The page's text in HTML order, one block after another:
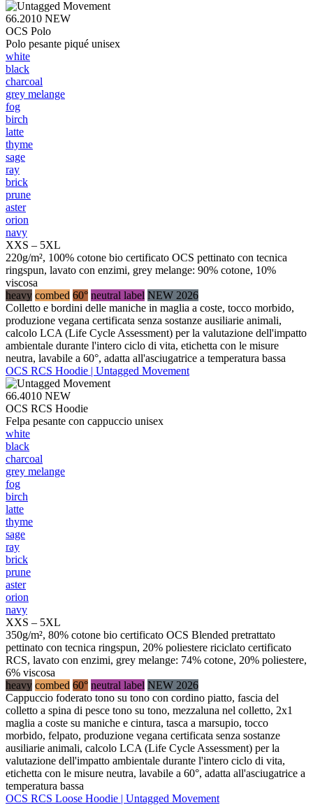
66.2010 NEW
OCS Polo
Polo pesante piqué unisex
white
black
charcoal
grey melange
fog
birch
latte
thyme
sage
ray
brick
prune
aster
orion
navy
XXS – 5XL
220g/m², 100% cotone bio certificato OCS pettinato con tecnica
ringspun, lavato con enzimi, grey melange: 90% cotone, 10%
viscosa
heavy combed 60° neutral label NEW 2026
Colletto e bordini delle maniche in maglia a coste, tocco morbido,
produzione vegana certificata senza sostanze ausiliarie animali,
calcolo LCA (Life Cycle Assessment) per la valutazione dell'impatto
ambientale durante l'intero ciclo di vita, etichetta con le misure
neutra, lavabile a 60°, adatta all'asciugatrice a temperatura bassa
OCS RCS Hoodie | Untagged Movement
66.4010 NEW
OCS RCS Hoodie
Felpa pesante con cappuccio unisex
white
black
charcoal
grey melange
fog
birch
latte
thyme
sage
ray
brick
prune
aster
orion
navy
XXS – 5XL
350g/m², 80% cotone bio certificato OCS Blended pretrattato
pettinato con tecnica ringspun, 20% poliestere riciclato certificato
RCS, lavato con enzimi, grey melange: 74% cotone, 20% poliestere,
6% viscosa
heavy combed 60° neutral label NEW 2026
Cappuccio foderato tono su tono con cordino piatto, fascia del
colletto a spina di pesce tono su tono, mezzaluna nel colletto, 2x1
maglia a coste su maniche e cintura, tasca a marsupio, tocco
morbido, felpato, produzione vegana certificata senza sostanze
ausiliarie animali, calcolo LCA (Life Cycle Assessment) per la
valutazione dell'impatto ambientale durante l'intero ciclo di vita,
etichetta con le misure neutra, lavabile a 60°, adatta all'asciugatrice a
temperatura bassa
OCS RCS Loose Hoodie | Untagged Movement